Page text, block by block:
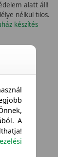
alatt áll!
nélkül tilos.
készítés
A